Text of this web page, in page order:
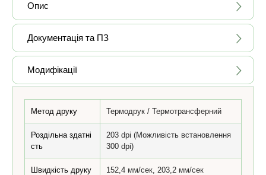
Опис
Документація та ПЗ
Модифікації
Метод друку Термодрук / Термотрансферний
Роздільна здатні
сть
203 dpi (Можливість встановлення
300 dpi)
Швидкість друку 152,4 мм/сек, 203,2 мм/сек